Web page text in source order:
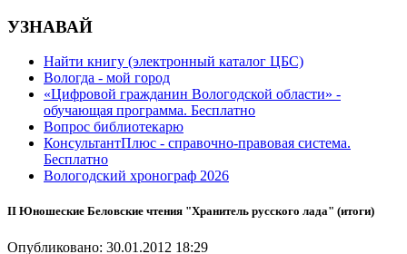
УЗНАВАЙ
Найти книгу (электронный каталог ЦБС)
Вологда - мой город
«Цифровой гражданин Вологодской области» -
обучающая программа. Бесплатно
Вопрос библиотекарю
КонсультантПлюс - справочно-правовая система.
Бесплатно
Вологодский хронограф 2026
II Юношеские Беловские чтения "Хранитель русского лада" (итоги)
Опубликовано: 30.01.2012 18:29